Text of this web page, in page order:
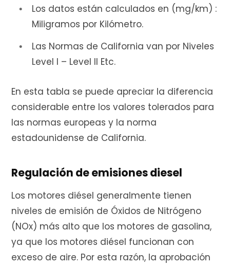
Los datos están calculados en (mg/km) :
Miligramos por Kilómetro.
Las Normas de California van por Niveles
Level I – Level II Etc.
En esta tabla se puede apreciar la diferencia
considerable entre los valores tolerados para
las normas europeas y la norma
estadounidense de California.
Regulación de emisiones diesel
Los motores diésel generalmente tienen
niveles de emisión de Óxidos de Nitrógeno
(NOx) más alto que los motores de gasolina,
ya que los motores diésel funcionan con
exceso de aire. Por esta razón, la aprobación